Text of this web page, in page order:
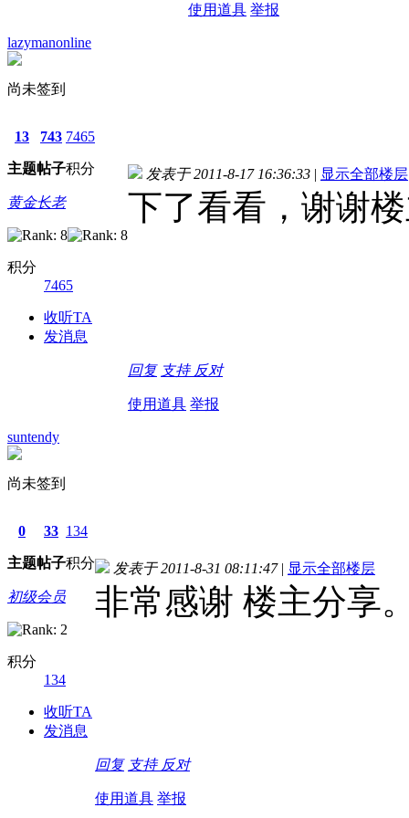
使用道具 举报
lazymanonline
尚未签到
13
主题
743
帖子
7465
积分
黄金长老
积分
7465
收听TA
发消息
发表于 2011-8-17 16:36:33 | 显示全部楼层
下了看看，谢谢
回复 支持 反对
使用道具 举报
suntendy
尚未签到
0
主题
33
帖子
134
积分
初级会员
积分
134
收听TA
发消息
发表于 2011-8-31 08:11:47 | 显示全部楼层
非常感谢 楼主分享
回复 支持 反对
使用道具 举报